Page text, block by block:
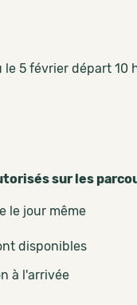
le 5 février départ
sur les
le jour même
disponibles
à l'arrivée